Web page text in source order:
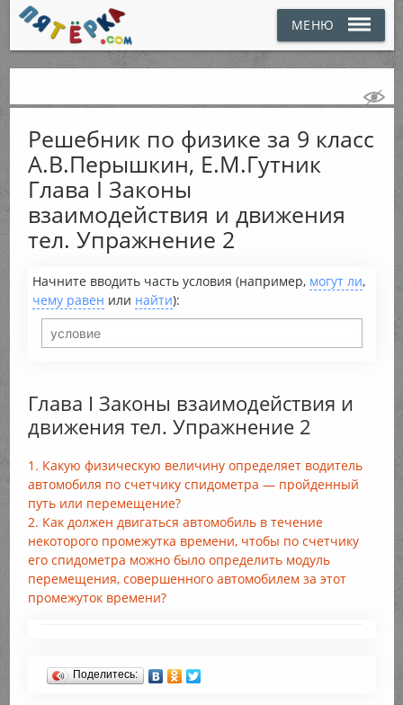
МЕНЮ
Решебник по физике за 9 класс
А.В.Перышкин, Е.М.Гутник
Глава I Законы
взаимодействия и движения
тел. Упражнение 2
Начните вводить часть условия (например, могут ли,
чему равен или найти):
Глава I Законы взаимодействия и
движения тел. Упражнение 2
1. Какую физическую величину определяет водитель
автомобиля по счетчику спидометра — пройденный
путь или перемещение?
2. Как должен двигаться автомобиль в течение
некоторого промежутка времени, чтобы по счетчику
его спидометра можно было определить модуль
перемещения, совершенного автомобилем за этот
промежуток времени?
Поделитесь: